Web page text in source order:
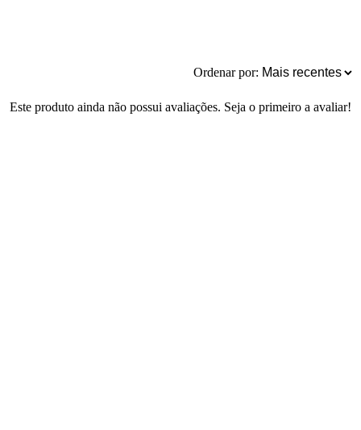
Ordenar por:
Este produto ainda não possui avaliações. Seja o primeiro a avaliar!